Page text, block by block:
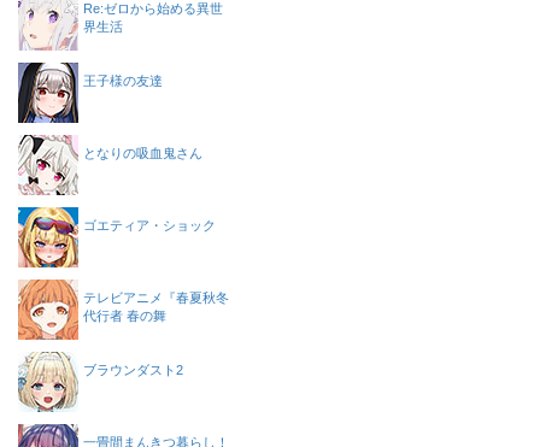
Re:ゼロから始める異世
界生活
王子様の友達
となりの吸血鬼さん
ゴエティア・ショック
テレビアニメ『春夏秋冬
代行者 春の舞
ブラウンダスト2
一畳間まんきつ暮らし！